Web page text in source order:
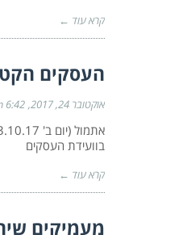
קרא עוד ←
העסקים
אוקטובר 24, 2017 6:42 am
בוועידת העסקים
קרא עוד ←